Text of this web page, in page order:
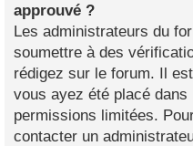
approuvé ?
Les administrateurs du
soumettre à des
rédigez sur le forum. Il
vous ayez été placé dans
permissions limitées.
contacter un